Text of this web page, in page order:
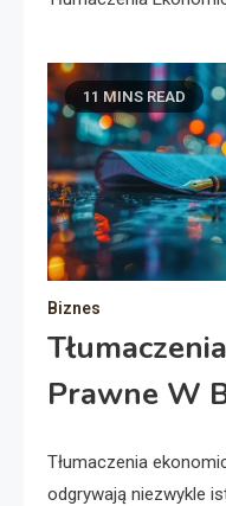
11 MINS READ
Biznes
Prawne W
Tłumaczenia
odgrywają niezwykle